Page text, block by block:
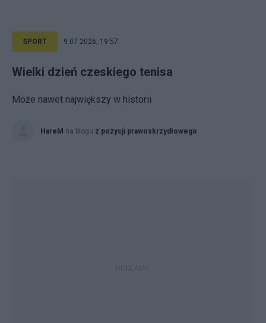
SPORT 9.07.2026, 19:57
Wielki dzień czeskiego tenisa
Może nawet największy w historii
HareM na blogu z pozycji prawoskrzydłowego